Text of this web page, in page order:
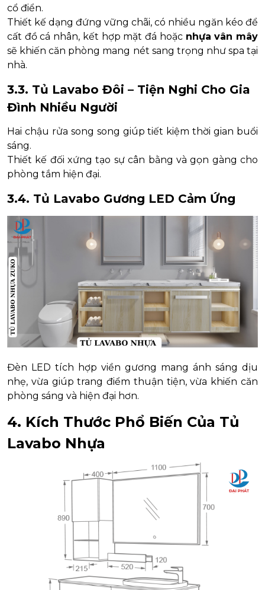
cổ điển.
Thiết kế dạng đứng vững chãi, có nhiều ngăn kéo để
cất đồ cá nhân, kết hợp mặt đá hoặc nhựa vân mây
sẽ khiến căn phòng mang nét sang trọng như spa tại
nhà.
3.3. Tủ Lavabo Đôi – Tiện Nghi Cho Gia
Đình Nhiều Người
Hai chậu rửa song song giúp tiết kiệm thời gian buổi
sáng.
Thiết kế đối xứng tạo sự cân bằng và gọn gàng cho
phòng tắm hiện đại.
3.4. Tủ Lavabo Gương LED Cảm Ứng
Đèn LED tích hợp viền gương mang ánh sáng dịu
nhẹ, vừa giúp trang điểm thuận tiện, vừa khiến căn
phòng sáng và hiện đại hơn.
4. Kích Thước Phổ Biến Của Tủ
Lavabo Nhựa